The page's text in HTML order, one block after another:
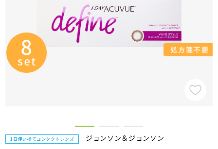
1日使い捨てコンタクトレンズ ジョンソン＆ジョンソン